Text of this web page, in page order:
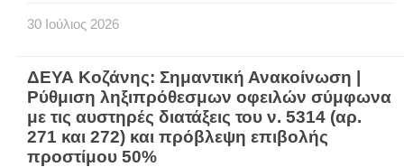
30 Ιούλιος 2026
ΔΕΥΑ Κοζάνης: Σημαντική Ανακοίνωση |
Ρύθμιση ληξιπρόθεσμων οφειλών σύμφωνα
με τις αυστηρές διατάξεις του ν. 5314 (αρ.
271 και 272) και πρόβλεψη επιβολής
προστίμου 50%